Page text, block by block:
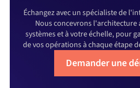
Échangez avec un spécialiste de
Nous concevrons l'architecture
systèmes et à votre échelle, pour
de vos opérations à chaque étape
Demander une